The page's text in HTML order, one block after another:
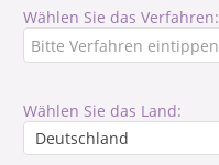
Wählen Sie das Verfahren:
Wählen Sie das Land: